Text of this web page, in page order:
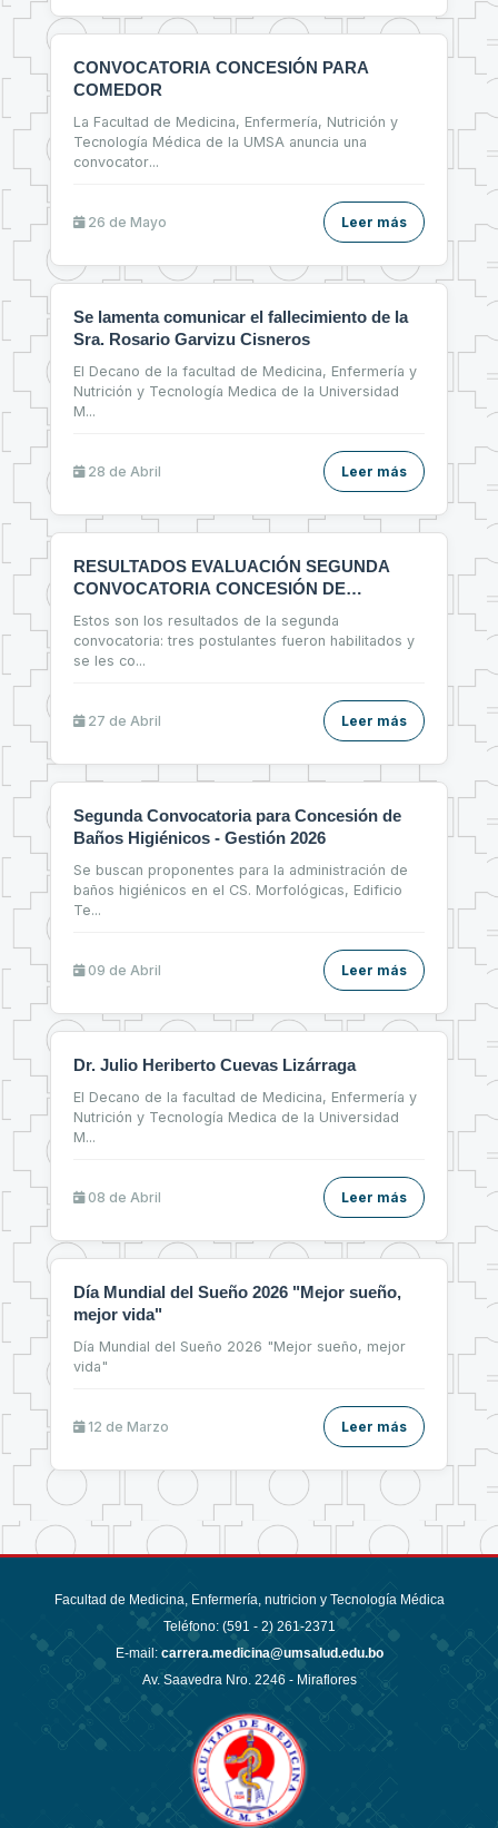
CONVOCATORIA CONCESIÓN PARA
COMEDOR
La Facultad de Medicina, Enfermería, Nutrición y
Tecnología Médica de la UMSA anuncia una
convocator...
26 de Mayo Leer más
Se lamenta comunicar el fallecimiento de la
Sra. Rosario Garvizu Cisneros
El Decano de la facultad de Medicina, Enfermería y
Nutrición y Tecnología Medica de la Universidad
M...
28 de Abril Leer más
RESULTADOS EVALUACIÓN SEGUNDA
CONVOCATORIA CONCESIÓN DE
ESPACIOS FÍSICOS
Estos son los resultados de la segunda
convocatoria: tres postulantes fueron habilitados y
se les co...
27 de Abril Leer más
Segunda Convocatoria para Concesión de
Baños Higiénicos - Gestión 2026
Se buscan proponentes para la administración de
baños higiénicos en el CS. Morfológicas, Edificio
Te...
09 de Abril Leer más
Dr. Julio Heriberto Cuevas Lizárraga
El Decano de la facultad de Medicina, Enfermería y
Nutrición y Tecnología Medica de la Universidad
M...
08 de Abril Leer más
Día Mundial del Sueño 2026 "Mejor sueño,
mejor vida"
Día Mundial del Sueño 2026 "Mejor sueño, mejor
vida"
12 de Marzo Leer más
Facultad de Medicina, Enfermería, nutricion y Tecnología Médica
Teléfono: (591 - 2) 261-2371
E-mail: carrera.medicina@umsalud.edu.bo
Av. Saavedra Nro. 2246 - Miraflores